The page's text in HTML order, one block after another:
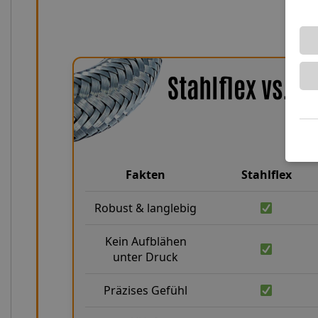
Stahlflex vs.
Fakten Stahlflex
Robust & langlebig
Kein Aufblähen
unter Druck
Präzises Gefühl